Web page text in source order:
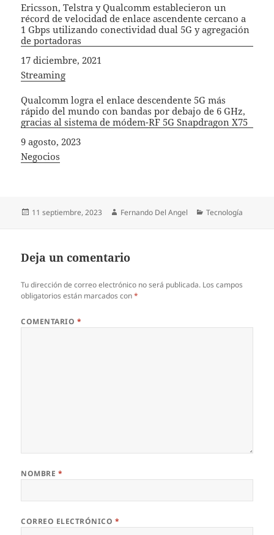
Ericsson, Telstra y Qualcomm establecieron un
récord de velocidad de enlace ascendente cercano a
1 Gbps utilizando conectividad dual 5G y agregación
de portadoras
Fecha
17 diciembre, 2021
In relation to
Streaming
Qualcomm logra el enlace descendente 5G más
rápido del mundo con bandas por debajo de 6 GHz,
gracias al sistema de módem-RF 5G Snapdragon X75
Fecha
9 agosto, 2023
In relation to
Negocios
Publicado
11 septiembre, 2023 Autor
Fernando Del Angel Categorías
Tecnología
Deja un comentario
Tu dirección de correo electrónico no será publicada. Los campos
obligatorios están marcados con*
COMENTARIO *
NOMBRE *
CORREO ELECTRÓNICO *